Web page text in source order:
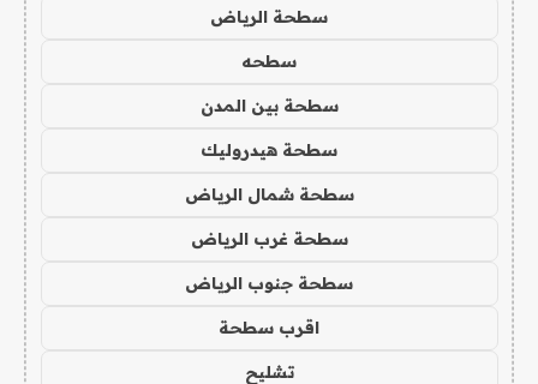
سطحة الرياض
سطحه
سطحة بين المدن
سطحة هيدروليك
سطحة شمال الرياض
سطحة غرب الرياض
سطحة جنوب الرياض
اقرب سطحة
تشليح